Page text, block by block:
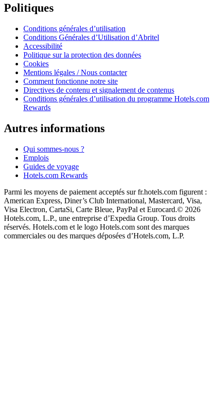
Politiques
Conditions générales d’utilisation
Conditions Générales d’Utilisation d’Abritel
Accessibilité
Politique sur la protection des données
Cookies
Mentions légales / Nous contacter
Comment fonctionne notre site
Directives de contenu et signalement de contenus
Conditions générales d’utilisation du programme Hotels.com
Rewards
Autres informations
Qui sommes-nous ?
Emplois
Guides de voyage
Hotels.com Rewards
Parmi les moyens de paiement acceptés sur fr.hotels.com figurent :
American Express, Diner’s Club International, Mastercard, Visa,
Visa Electron, CartaSi, Carte Bleue, PayPal et Eurocard.© 2026
Hotels.com, L.P., une entreprise d’Expedia Group. Tous droits
réservés. Hotels.com et le logo Hotels.com sont des marques
commerciales ou des marques déposées d’Hotels.com, L.P.